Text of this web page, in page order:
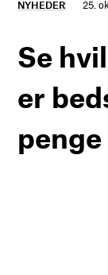
NYHEDER 25.
Se
er
penge